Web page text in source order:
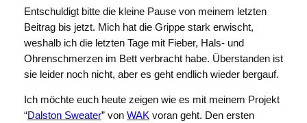
Entschuldigt bitte die kleine Pause von meinem letzten
Beitrag bis jetzt. Mich hat die Grippe stark erwischt,
weshalb ich die letzten Tage mit Fieber, Hals- und
Ohrenschmerzen im Bett verbracht habe. Überstanden ist
sie leider noch nicht, aber es geht endlich wieder bergauf.
Ich möchte euch heute zeigen wie es mit meinem Projekt
“Dalston Sweater” von WAKvoran geht. Den ersten